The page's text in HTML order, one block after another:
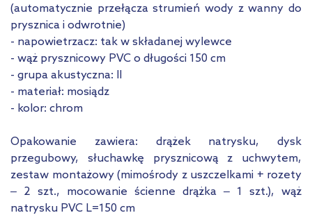
(automatycznie przełącza strumień wody z wanny do
prysznica i odwrotnie)
- napowietrzacz: tak w składanej wylewce
- wąż prysznicowy PVC o długości 150 cm
- grupa akustyczna: II
- materiał: mosiądz
- kolor: chrom
Opakowanie zawiera: drążek natrysku, dysk
przegubowy, słuchawkę prysznicową z uchwytem,
zestaw montażowy (mimośrody z uszczelkami + rozety
‒ 2 szt., mocowanie ścienne drążka ‒ 1 szt.), wąż
natrysku PVC L=150 cm